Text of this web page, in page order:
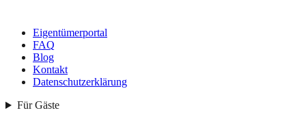
Eigentümerportal
FAQ
Blog
Kontakt
Datenschutzerklärung
Für Gäste